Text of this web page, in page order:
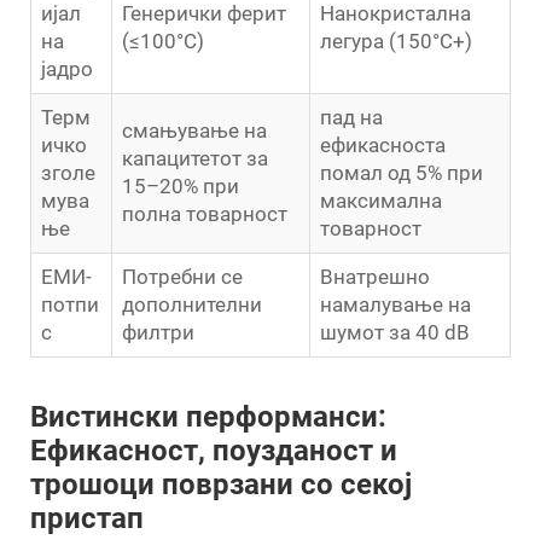
ијал
на
јадро
Генерички ферит
(≤100°C)
Нанокристална
легура (150°C+)
Терм
ичко
зголе
мува
ње
смањување на
капацитетот за
15–20% при
полна товарност
пад на
ефикасноста
помал од 5% при
максимална
товарност
ЕМИ-
потпи
с
Потребни се
дополнителни
филтри
Внатрешно
намалување на
шумот за 40 dB
Вистински перформанси:
Ефикасност, поузданост и
трошоци поврзани со секој
пристап